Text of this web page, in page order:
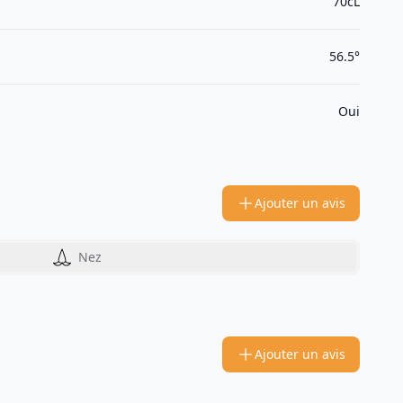
56.5°
Oui
Ajouter un avis
Nez
Ajouter un avis